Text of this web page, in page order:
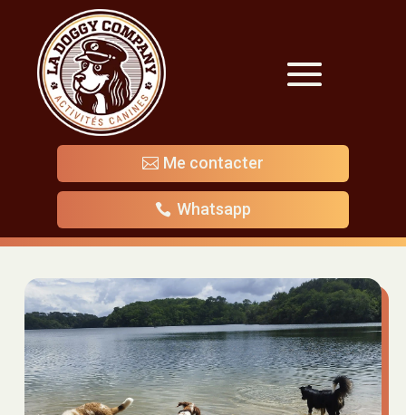
Me contacter
Whatsapp